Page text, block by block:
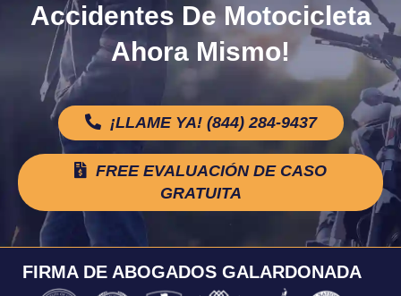
Accidentes De Motocicleta
Ahora Mismo!
¡LLAME YA! (844) 284-9437
FREE EVALUACIÓN DE CASO
GRATUITA
FIRMA DE ABOGADOS GALARDONADA